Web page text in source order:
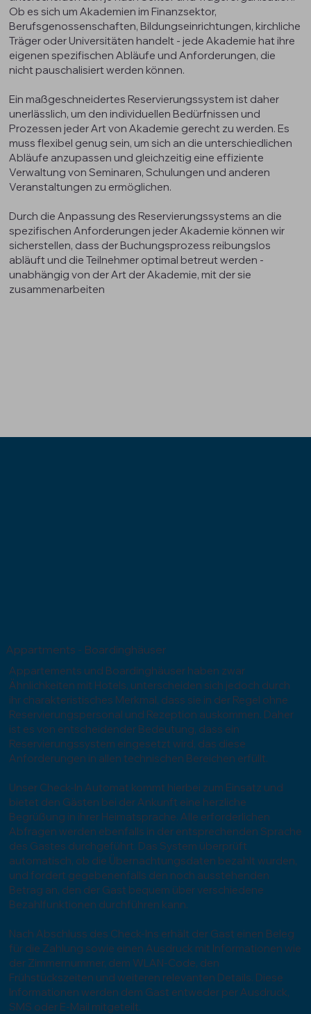
Appartments - Boardinghäuser
Appartements und Boardinghäuser haben zwar
Ähnlichkeiten mit Hotels, unterscheiden sich jedoch durch
ihr charakteristisches Merkmal, dass sie in der Regel ohne
Reservierungspersonal und Rezeption auskommen. Daher
ist es von entscheidender Bedeutung, dass ein
Reservierungssystem eingesetzt wird, das diese
Anforderungen in allen technischen Bereichen erfüllt.
Unser Check-In Automat kommt hierbei zum Einsatz und
bietet den Gästen bei der Ankunft eine herzliche
Begrüßung in ihrer Heimatsprache. Alle erforderlichen
Abfragen werden ebenfalls in der entsprechenden Sprache
des Gastes durchgeführt. Das System überprüft
automatisch, ob die Übernachtungsdaten bezahlt wurden,
und fordert gegebenenfalls den noch ausstehenden
Betrag an, den der Gast bequem über verschiedene
Bezahlfunktionen durchführen kann.
Nach Abschluss des Check-Ins erhält der Gast einen Beleg
für die Zahlung sowie einen Ausdruck mit Informationen wie
der Zimmernummer, dem WLAN-Code, den
Frühstückszeiten und weiteren relevanten Details. Diese
Informationen werden dem Gast entweder per Ausdruck,
SMS oder E-Mail mitgeteilt.
Ob es sich um Akademien im Finanzsektor,
Berufsgenossenschaften, Bildungseinrichtungen, kirchliche
Träger oder Universitäten handelt - jede Akademie hat ihre
eigenen spezifischen Abläufe und Anforderungen, die
nicht pauschalisiert werden können.
Ein maßgeschneidertes Reservierungssystem ist daher
unerlässlich, um den individuellen Bedürfnissen und
Prozessen jeder Art von Akademie gerecht zu werden. Es
muss flexibel genug sein, um sich an die unterschiedlichen
Abläufe anzupassen und gleichzeitig eine effiziente
Verwaltung von Seminaren, Schulungen und anderen
Veranstaltungen zu ermöglichen.
Durch die Anpassung des Reservierungssystems an die
spezifischen Anforderungen jeder Akademie können wir
sicherstellen, dass der Buchungsprozess reibungslos
abläuft und die Teilnehmer optimal betreut werden -
unabhängig von der Art der Akademie, mit der sie
zusammenarbeiten